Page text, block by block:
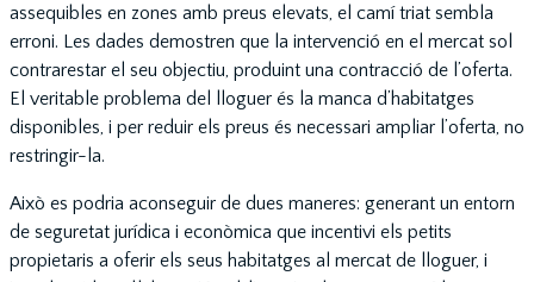
assequibles en zones amb preus elevats, el camí triat sembla
erroni. Les dades demostren que la intervenció en el mercat sol
contrarestar el seu objectiu, produint una contracció de l’oferta.
El veritable problema del lloguer és la manca d’habitatges
disponibles, i per reduir els preus és necessari ampliar l’oferta, no
restringir-la.
Això es podria aconseguir de dues maneres: generant un entorn
de seguretat jurídica i econòmica que incentivi els petits
propietaris a oferir els seus habitatges al mercat de lloguer, i